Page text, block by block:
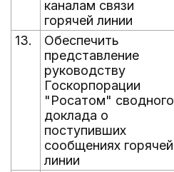
каналам связи
горячей линии
13.
Обеспечить
представление
руководству
Госкорпорации
"Росатом" сводного
доклада о
поступивших
сообщениях горячей
линии